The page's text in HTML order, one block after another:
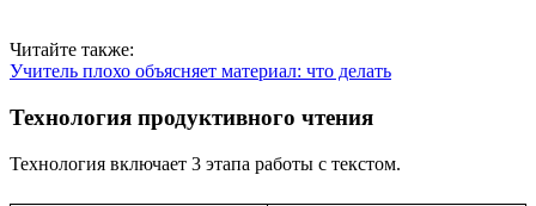
Читайте также:
Учитель плохо объясняет материал: что делать
Технология продуктивного чтения
Технология включает 3 этапа работы с текстом.